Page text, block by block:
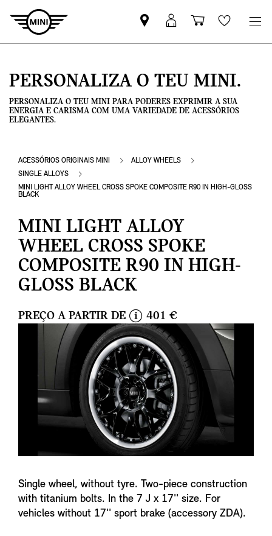
Pesquisar
parceiro
Iniciar
sessão
Carrinho
de
Wishlist
PERSONALIZA O TEU MINI.
PERSONALIZA O TEU MINI PARA PODERES EXPRIMIR A SUA
ENERGIA E CARISMA COM UMA VARIEDADE DE ACESSÓRIOS
ELEGANTES.
ACESSÓRIOS ORIGINAIS MINI
ALLOY WHEELS
SINGLE ALLOYS
MINI LIGHT ALLOY WHEEL CROSS SPOKE COMPOSITE R90 IN HIGH-GLOSS
BLACK
MINI LIGHT ALLOY
WHEEL CROSS SPOKE
COMPOSITE R90 IN HIGH-
GLOSS BLACK
PREÇO A PARTIR DE
i
n
f
o
401 €
Single wheel, without tyre. Two-piece construction
with titanium bolts. In the 7 J x 17'' size. For
vehicles without 17'' sport brake (accessory ZDA).